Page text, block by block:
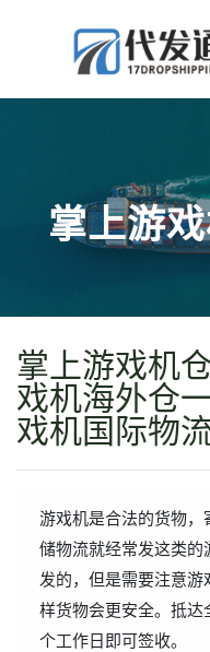
掌上游
掌上游戏机
戏机海外仓
戏机国际物
游戏机是合法的货物
储物流就经常发这类
发的，但是需要注意
样货物会更安全。抵
个工作日即可签收。